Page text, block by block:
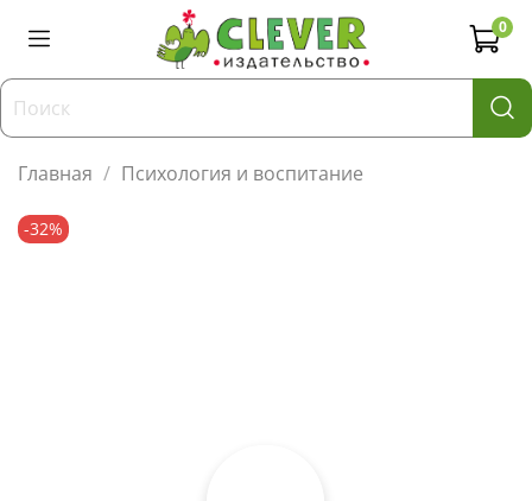
0
Главная Психология и воспитание
-32%